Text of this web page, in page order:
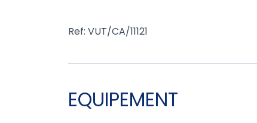
Ref: VUT/CA/11121
EQUIPEMENT